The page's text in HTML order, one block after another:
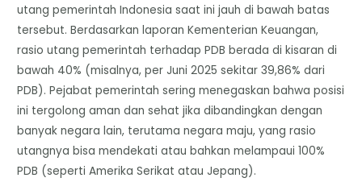
utang pemerintah Indonesia saat ini jauh di bawah batas
tersebut. ​Berdasarkan laporan Kementerian Keuangan,
rasio utang pemerintah terhadap PDB berada di kisaran di
bawah 40% (misalnya, per Juni 2025 sekitar 39,86% dari
PDB). Pejabat pemerintah sering menegaskan bahwa posisi
ini tergolong aman dan sehat jika dibandingkan dengan
banyak negara lain, terutama negara maju, yang rasio
utangnya bisa mendekati atau bahkan melampaui 100%
PDB (seperti Amerika Serikat atau Jepang).